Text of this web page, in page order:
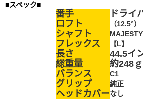
■スペック■
番手
ドライ
ロフト
（12.5°）
シャフト
フレックス 【L】
長さ
44.5イ
総重量
約248ｇ
バランス
C1
グリップ 純正
ヘッドカバーなし